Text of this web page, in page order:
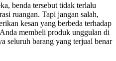
benda tersebut tidak terlalu
ruangan. Tapi jangan salah,
kesan yang berbeda terhadap
membeli produk unggulan di
barang yang terjual benar